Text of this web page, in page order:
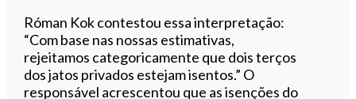
Róman Kok contestou essa interpretação:
“Com base nas nossas estimativas,
rejeitamos categoricamente que dois terços
dos jatos privados estejam isentos.” O
responsável acrescentou que as isenções do